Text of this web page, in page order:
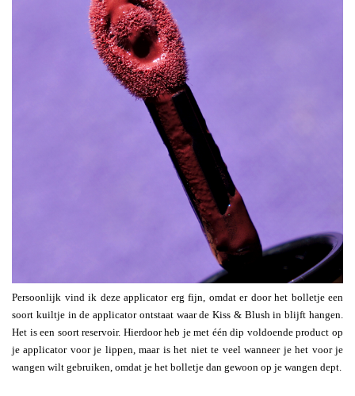
Persoonlijk vind ik deze applicator erg fijn, omdat er door het bolletje een
soort kuiltje in de applicator ontstaat waar de Kiss & Blush in blijft hangen.
Het is een soort reservoir. Hierdoor heb je met één dip voldoende product op
je applicator voor je lippen, maar is het niet te veel wanneer je het voor je
wangen wilt gebruiken, omdat je het bolletje dan gewoon op je wangen dept.